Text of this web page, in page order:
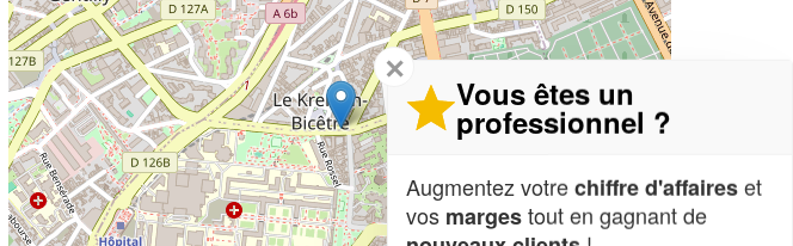
✕
Vous êtes un
professionnel ?
Augmentez votrechiffre d'affaireset
vos margestout en gagnant de